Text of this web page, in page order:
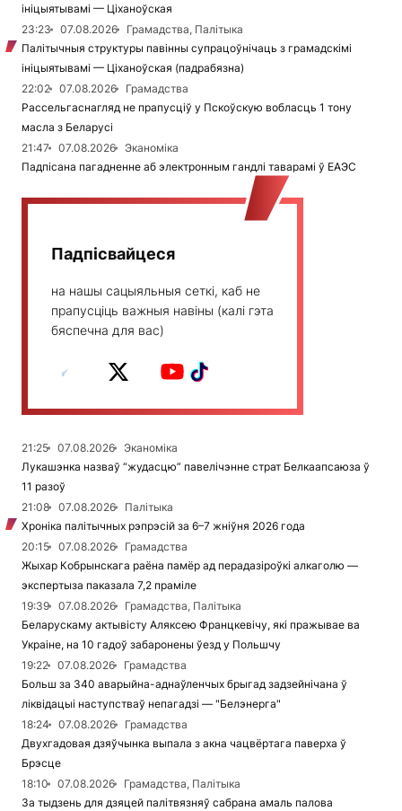
ініцыятывамі — Ціханоўская
23:23
07.08.2026
Грамадства, Палітыка
Палітычныя структуры павінны супрацоўнічаць з грамадскімі
ініцыятывамі — Ціханоўская (падрабязна)
22:02
07.08.2026
Грамадства
Рассельгаснагляд не прапусціў у Пскоўскую вобласць 1 тону
масла з Беларусі
21:47
07.08.2026
Эканоміка
Падпісана пагадненне аб электронным гандлі таварамі ў ЕАЭС
Падпісвайцеся
на нашы сацыяльныя сеткі, каб не
прапусціць важныя навіны (калі гэта
бяспечна для вас)
21:25 07.08.2026
Эканоміка
Лукашэнка назваў “жудасцю” павелічэнне страт Белкаапсаюза ў
11 разоў
21:08
07.08.2026
Палітыка
Хроніка палітычных рэпрэсій за 6–7 жніўня 2026 года
20:15
07.08.2026
Грамадства
Жыхар Кобрынскага раёна памёр ад перадазіроўкі алкаголю —
экспертыза паказала 7,2 праміле
19:39
07.08.2026
Грамадства, Палітыка
Беларускаму актывісту Аляксею Францкевічу, які пражывае ва
Украіне, на 10 гадоў забаронены ўезд у Польшчу
19:22
07.08.2026
Грамадства
Больш за 340 аварыйна-аднаўленчых брыгад задзейнічана ў
ліквідацыі наступстваў непагадзі — "Белэнерга"
18:24
07.08.2026
Грамадства
Двухгадовая дзяўчынка выпала з акна чацвёртага паверха ў
Брэсце
18:10
07.08.2026
Грамадства, Палітыка
За тыдзень для дзяцей палітвязняў сабрана амаль палова